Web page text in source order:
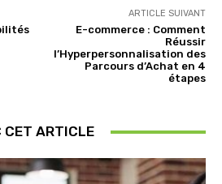
ARTICLE SUIVANT
E-commerce : Comment
Réussir
l’Hyperpersonnalisation des
Parcours d’Achat en 4
étapes
CET ARTICLE